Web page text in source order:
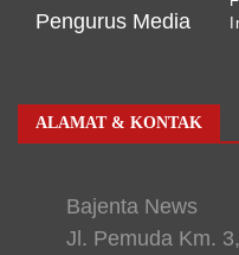
Pengurus Media
ALAMAT & KONTAK
Bajenta News
Jl. Pemuda Km.